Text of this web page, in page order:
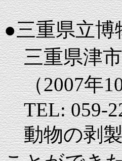
●三重県立博
三重県津市
（2007年10
TEL: 059-
動物の剥製